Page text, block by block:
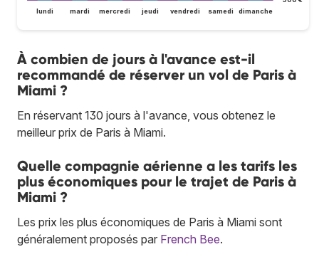
lundi mardi mercredi jeudi vendredi samedi dimanche
À combien de jours à l'avance est-il
recommandé de réserver un vol de Paris à
Miami ?
En réservant 130 jours à l'avance, vous obtenez le
meilleur prix de Paris à Miami.
Quelle compagnie aérienne a les tarifs les
plus économiques pour le trajet de Paris à
Miami ?
Les prix les plus économiques de Paris à Miami sont
généralement proposés par French Bee.